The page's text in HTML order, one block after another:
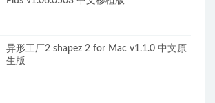
异形工厂2 shapez 2 for Mac v1.1.0 中文原
生版